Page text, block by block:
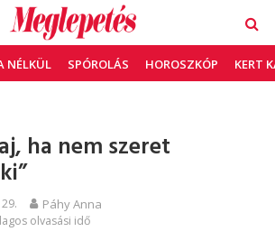
NÉLKÜL SPÓROLÁS HOROSZKÓP KERT
ha nem szeret
Páhy Anna
olvasási idő